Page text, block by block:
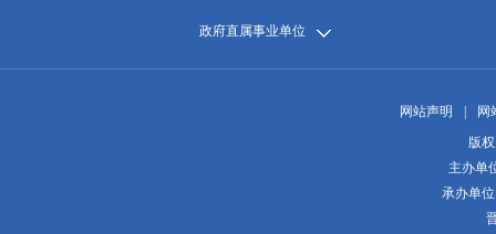
政府直属事业单位
网站声明
网
版
主办单
承办单